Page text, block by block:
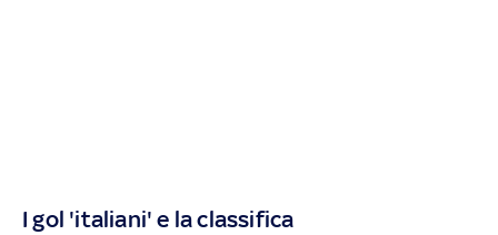
I gol 'italiani' e la classifica